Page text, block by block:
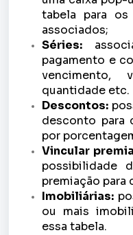
tabela para
associados;
Séries:
pagamento e
vencimento,
quantidade etc.
Descontos:
desconto para
por
Vincular
possibilidade
premiação para
Imobiliárias:
ou mais
essa tabela.